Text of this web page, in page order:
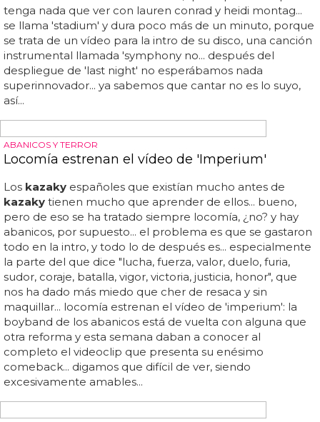
INSTRUMENTAL, QUE CANTAR NO ES LO SUYO
Kazaky estrenan 'Stadium', vídeo de la intro de
su disco
Aquí loskazakyllevan sus atuendos habituales, tacones y
algunos músculos al descubierto, y además podrás ver a
la prima de una amiga cercana de britney: una serpiente
enroscada en el cuerpo de uno de estos bailarines
ucranianos... la boyband más homosexual del planeta
tiene nuevo vídeo justo después de haber lanzado su
álbum debut 'the hills chronicles', que esperamos que no
tenga nada que ver con lauren conrad y heidi montag...